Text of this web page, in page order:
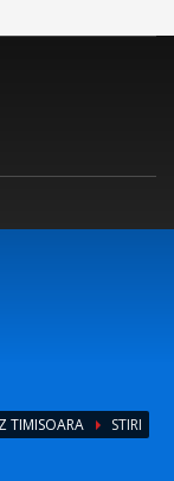
TIMISOARA STIRI